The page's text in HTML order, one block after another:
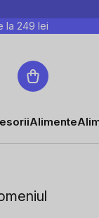
la 249 lei
Coş
de
Alimente